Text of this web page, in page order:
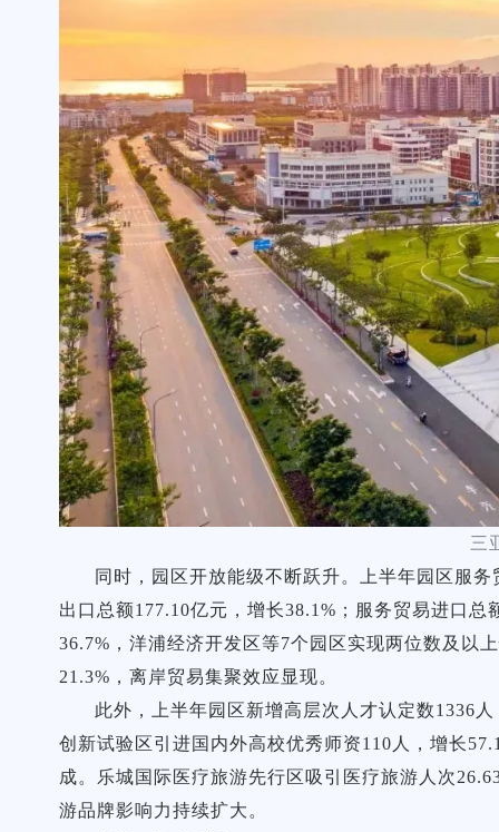
三
同时，园区开放能级不断跃升。上半年园区服
出口总额177.10亿元，增长38.1%；服务贸易进口
36.7%，洋浦经济开发区等7个园区实现两位数及以
21.3%，离岸贸易集聚效应显现。
此外，上半年园区新增高层次人才认定数1336
创新试验区引进国内外高校优秀师资110人，增长
成。乐城国际医疗旅游先行区吸引医疗旅游人次
游品牌影响力持续扩大。